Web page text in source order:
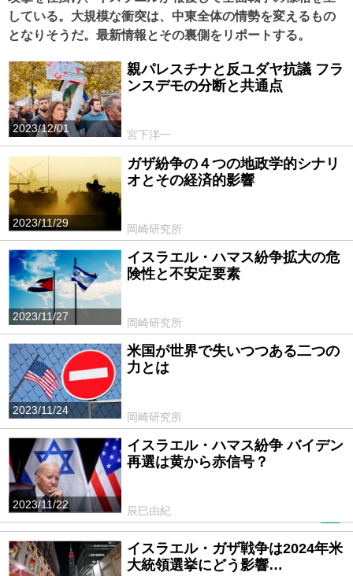
している。大規模な衝突は、中東全体の情勢を変えるもの
となりそうだ。最新情報とその裏側をリポートする。
2023/12/01
親パレスチナと反ユダヤ抗議 フラ
ンスデモの分断と共通点
宮下洋一
2023/11/29
ガザ紛争の４つの地政学的シナリ
オとその経済的影響
岡崎研究所
2023/11/27
イスラエル・ハマス紛争拡大の危
険性と不安定要素
岡崎研究所
2023/11/24
米国が世界で失いつつある二つの
力とは
岡崎研究所
2023/11/22
イスラエル・ハマス紛争 バイデン
再選は黄から赤信号？
辰巳由紀
イスラエル・ガザ戦争は2024年米
大統領選挙にどう影響…